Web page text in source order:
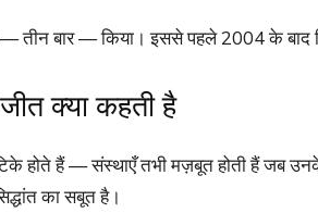
बार — किया। इससे पहले 2004 के बाद
क्या कहती है
होते हैं — संस्थाएँ तभी मज़बूत होती हैं जब
का सबूत है।